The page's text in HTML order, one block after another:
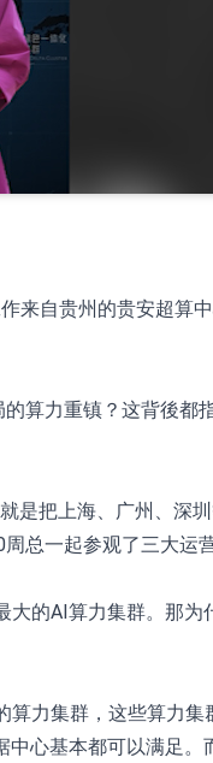
涨+133.33%
来自贵州的贵安超算中
算力重镇？这背後都
是把上海、广州、深
总一起参观了三大运
的AI算力集群。那
力集群，这些算力
心基本都可以满足